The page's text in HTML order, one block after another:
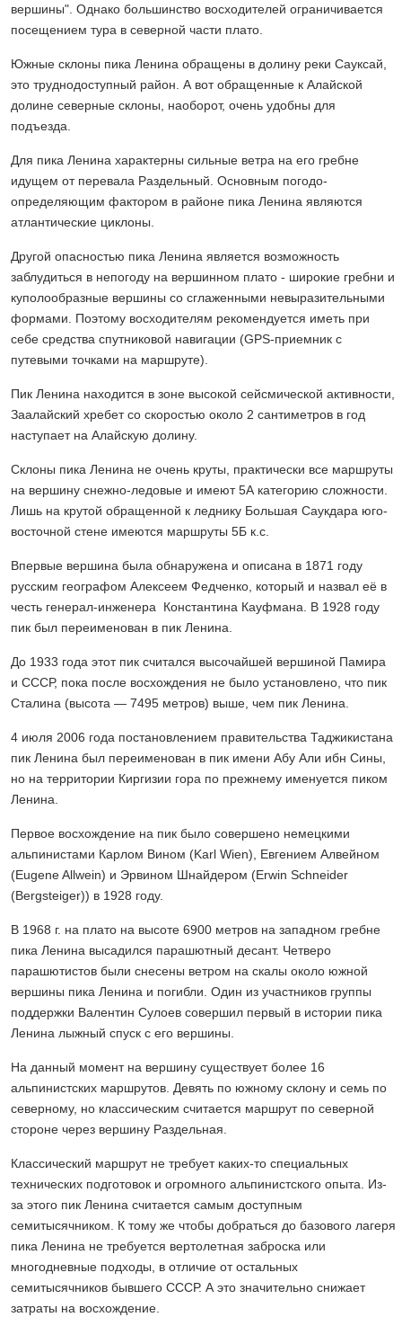
вершины". Однако большинство восходителей ограничивается
посещением тура в северной части плато.
Южные склоны пика Ленина обращены в долину реки Сауксай,
это труднодоступный район. А вот обращенные к Алайской
долине северные склоны, наоборот, очень удобны для
подъезда.
Для пика Ленина характерны сильные ветра на его гребне
идущем от перевала Раздельный. Основным погодо-
определяющим фактором в районе пика Ленина являются
атлантические циклоны.
Другой опасностью пика Ленина является возможность
заблудиться в непогоду на вершинном плато - широкие гребни и
куполообразные вершины со сглаженными невыразительными
формами. Поэтому восходителям рекомендуется иметь при
себе средства спутниковой навигации (GPS-приемник с
путевыми точками на маршруте).
Пик Ленина находится в зоне высокой сейсмической активности,
Заалайский хребет со скоростью около 2 сантиметров в год
наступает на Алайскую долину.
Склоны пика Ленина не очень круты, практически все маршруты
на вершину снежно-ледовые и имеют 5А категорию сложности.
Лишь на крутой обращенной к леднику Большая Саукдара юго-
восточной стене имеются маршруты 5Б к.с.
Впервые вершина была обнаружена и описана в 1871 году
русским географом Алексеем Федченко, который и назвал её в
честь генерал-инженера Константина Кауфмана. В 1928 году
пик был переименован в пик Ленина.
До 1933 года этот пик считался высочайшей вершиной Памира
и СССР, пока после восхождения не было установлено, что пик
Сталина (высота — 7495 метров) выше, чем пик Ленина.
4 июля 2006 года постановлением правительства Таджикистана
пик Ленина был переименован в пик имени Абу Али ибн Сины,
но на территории Киргизии гора по прежнему именуется пиком
Ленина.
Первое восхождение на пик было совершено немецкими
альпинистами Карлом Вином (Karl Wien), Евгением Алвейном
(Eugene Allwein) и Эрвином Шнайдером (Erwin Schneider
(Bergsteiger)) в 1928 году.
В 1968 г. на плато на высоте 6900 метров на западном гребне
пика Ленина высадился парашютный десант. Четверо
парашютистов были снесены ветром на скалы около южной
вершины пика Ленина и погибли. Один из участников группы
поддержки Валентин Сулоев совершил первый в истории пика
Ленина лыжный спуск с его вершины.
На данный момент на вершину существует более 16
альпинистских маршрутов. Девять по южному склону и семь по
северному, но классическим считается маршрут по северной
стороне через вершину Раздельная.
Классический маршрут не требует каких-то специальных
технических подготовок и огромного альпинистского опыта. Из-
за этого пик Ленина считается самым доступным
семитысячником. К тому же чтобы добраться до базового лагеря
пика Ленина не требуется вертолетная заброска или
многодневные подходы, в отличие от остальных
семитысячников бывшего СССР. А это значительно снижает
затраты на восхождение.